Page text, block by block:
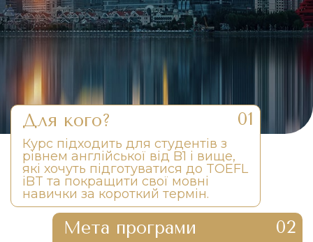
Для кого?
Курс підходить для студентів з
рівнем англійської від B1 і вище,
які хочуть підготуватися до TOEFL
iBT та покращити свої мовні
навички за короткий термін.
Мета програми